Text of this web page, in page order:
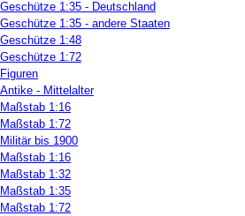
Geschütze 1:35 - Deutschland
Geschütze 1:35 - andere Staaten
Geschütze 1:48
Geschütze 1:72
Figuren
Antike - Mittelalter
Maßstab 1:16
Maßstab 1:72
Militär bis 1900
Maßstab 1:16
Maßstab 1:32
Maßstab 1:35
Maßstab 1:72